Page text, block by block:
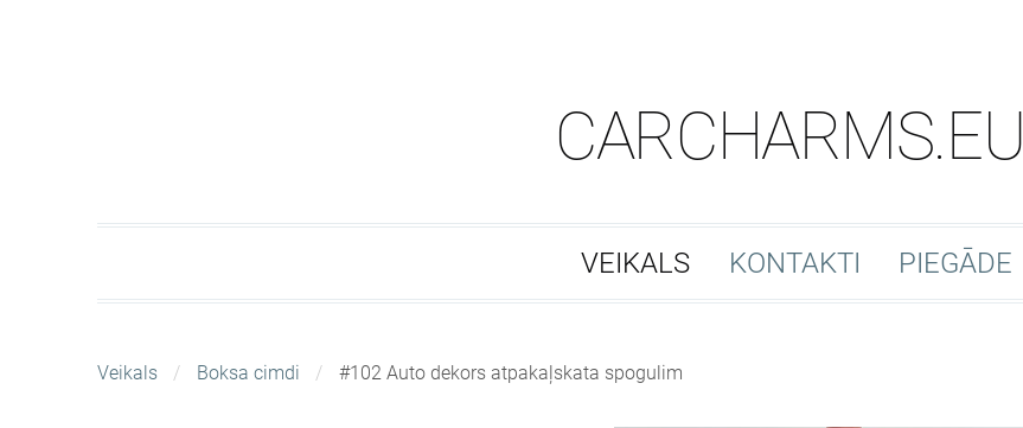
CARCHARMS.EU
VEIKALS KONTAKTI PIEGĀDE
Veikals Boksa cimdi #102 Auto dekors atpakaļskata spogulim